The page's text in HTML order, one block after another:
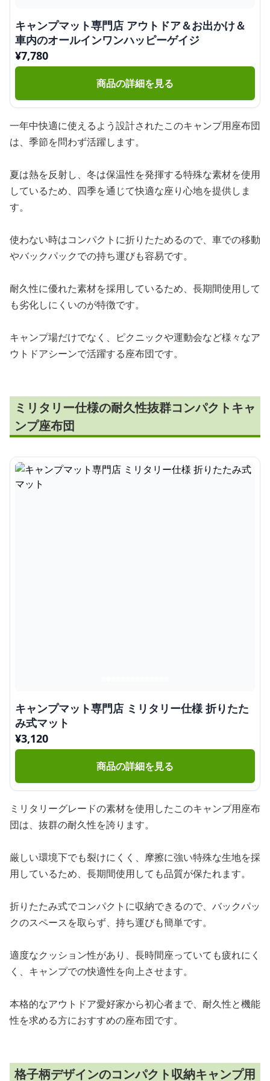
キャンプマット専門店 アウトドア＆お出かけ＆
車内のオールインワンハッピーゲイジ
¥7,780
商品の詳細を見る
一年中快適に使えるよう設計されたこのキャンプ用座布団
は、季節を問わず活躍します。
夏は熱を反射し、冬は保温性を発揮する特殊な素材を使用
しているため、四季を通じて快適な座り心地を提供しま
す。
使わない時はコンパクトに折りたためるので、車での移動
やバックパックでの持ち運びも容易です。
耐久性に優れた素材を採用しているため、長期間使用して
も劣化しにくいのが特徴です。
キャンプ場だけでなく、ピクニックや運動会など様々なア
ウトドアシーンで活躍する座布団です。
ミリタリー仕様の耐久性抜群コンパクトキャ
ンプ座布団
キャンプマット専門店 ミリタリー仕様 折りたた
み式マット
¥3,120
商品の詳細を見る
ミリタリーグレードの素材を使用したこのキャンプ用座布
団は、抜群の耐久性を誇ります。
厳しい環境下でも裂けにくく、摩擦に強い特殊な生地を採
用しているため、長期間使用しても品質が保たれます。
折りたたみ式でコンパクトに収納できるので、バックパッ
クのスペースを取らず、持ち運びも簡単です。
適度なクッション性があり、長時間座っていても疲れにく
く、キャンプでの快適性を向上させます。
本格的なアウトドア愛好家から初心者まで、耐久性と機能
性を求める方におすすめの座布団です。
格子柄デザインのコンパクト収納キャンプ用